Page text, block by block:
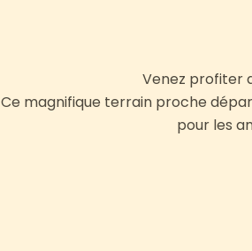
Venez profiter
Ce magnifique terrain proche
pour les